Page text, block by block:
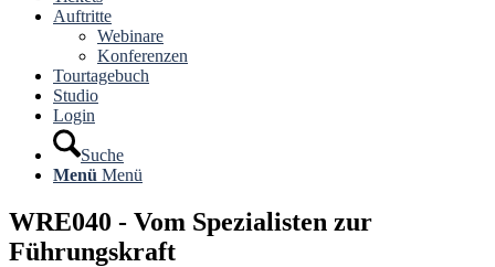
Auftritte
Webinare
Konferenzen
Tourtagebuch
Studio
Login
Suche
Menü Menü
WRE040 - Vom Spezialisten zur
Führungskraft